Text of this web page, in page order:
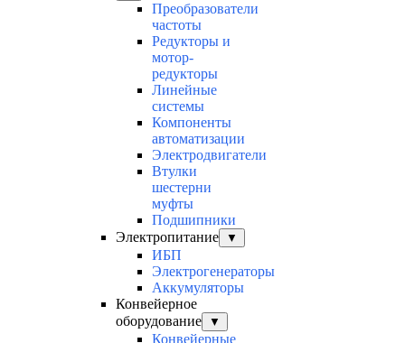
Преобразователи
частоты
Редукторы и
мотор-
редукторы
Линейные
системы
Компоненты
автоматизации
Электродвигатели
Втулки
шестерни
муфты
Подшипники
Электропитание
▼
ИБП
Электрогенераторы
Аккумуляторы
Конвейерное
оборудование
▼
Конвейерные